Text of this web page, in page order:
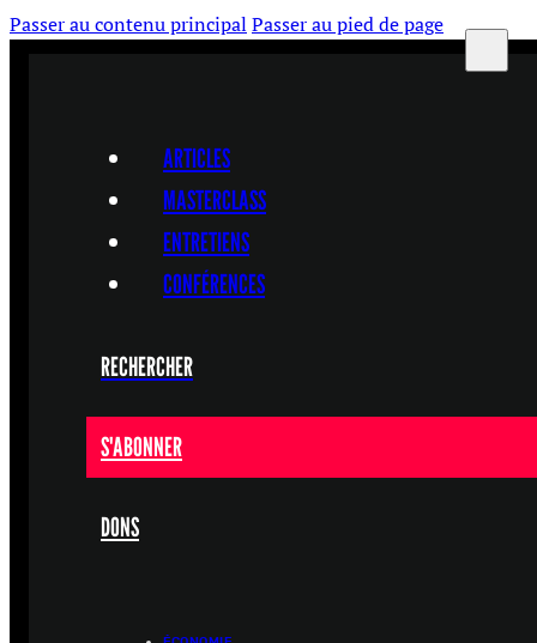
Passer au contenu principal Passer au pied de page
ARTICLES
MASTERCLASS
ENTRETIENS
CONFÉRENCES
RECHERCHER
S'ABONNER
DONS